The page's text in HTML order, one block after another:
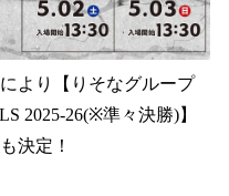
より【りそなグループ
2025-26(※準々決勝)】
決定！